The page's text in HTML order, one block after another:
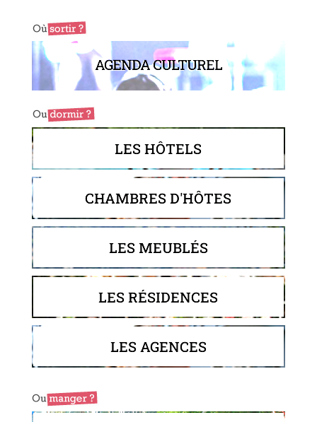
AGENDA CULTUREL
LES HÔTELS
CHAMBRES D'HÔTES
LES MEUBLÉS
LES RÉSIDENCES
LES AGENCES